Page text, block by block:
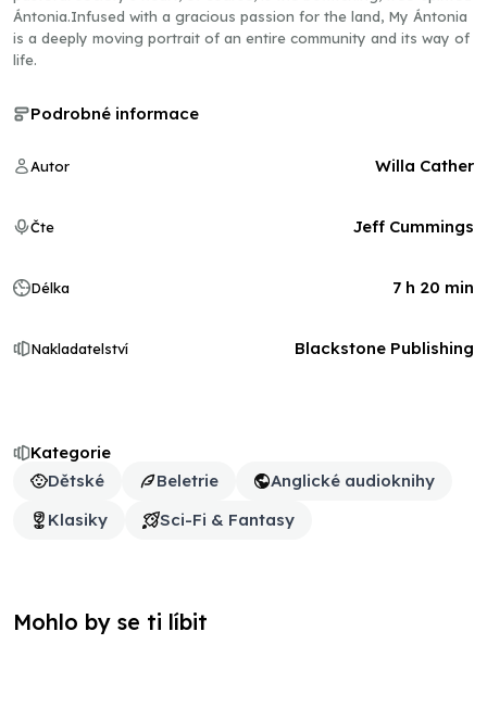
Ántonia.Infused with a gracious passion for the land, My Ántonia
is a deeply moving portrait of an entire community and its way of
life.
Kategorie
Dětské
Beletrie
Anglické audioknihy
Klasiky
Sci-Fi & Fantasy
Podrobné informace
Autor Willa Cather
Čte Jeff Cummings
Délka 7 h 20 min
Nakladatelství Blackstone Publishing
Mohlo by se ti líbit